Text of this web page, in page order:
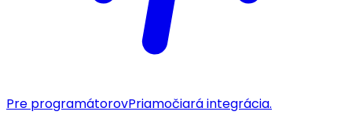
Pre programátorovPriamočiará integrácia.